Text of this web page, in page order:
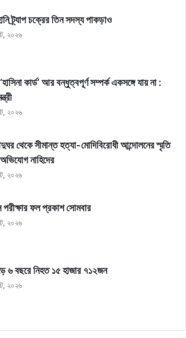
ট্র্যাপ চক্রের তিন সদস্য পাকড়াও
২০২৬
কার্ড’ আর বন্ধুত্বপূর্ণ সম্পর্ক একসঙ্গে যায় না :
২০২৬
থেকে সীমান্ত হত্যা-মোদিবিরোধী আন্দোলনের স্মৃতি
নাহিদের
২০২৬
ফল প্রকাশ সোমবার
২০২৬
৬ বছরে নিহত ১৫ হাজার ৭১২জন
২০২৬